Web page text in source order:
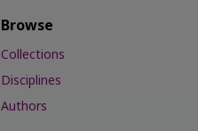
Browse
Collections
Disciplines
Authors